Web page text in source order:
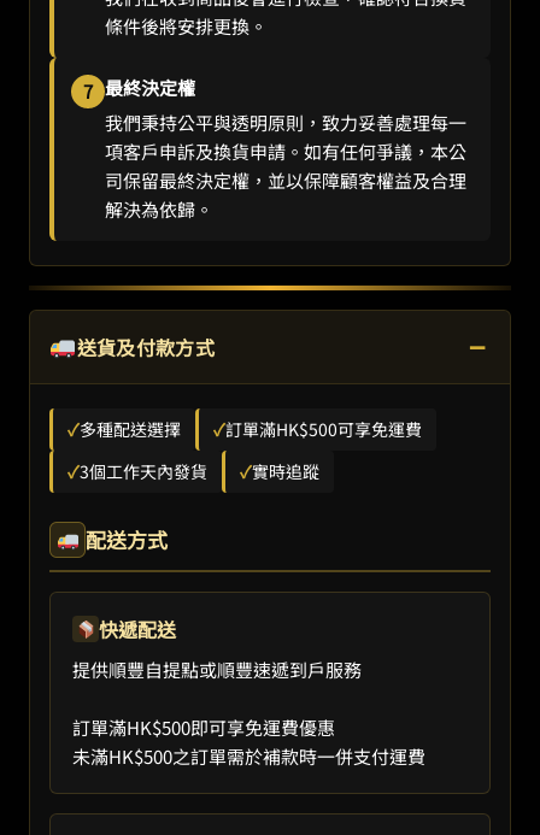
條件後將安排更換。
7 最終決定權
我們秉持公平與透明原則，致力妥善處理每一
項客戶申訴及換貨申請。如有任何爭議，本公
司保留最終決定權，並以保障顧客權益及合理
解決為依歸。
送貨及付款方式 −
✓多種配送選擇 ✓訂單滿HK$500可享免運費
✓3個工作天內發貨 ✓實時追蹤
配送方式
快遞配送
提供順豐自提點或順豐速遞到戶服務
訂單滿HK$500即可享免運費優惠
未滿HK$500之訂單需於補款時一併支付運費